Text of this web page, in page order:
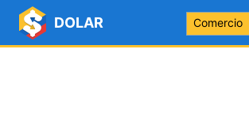
DOLAR Comercio